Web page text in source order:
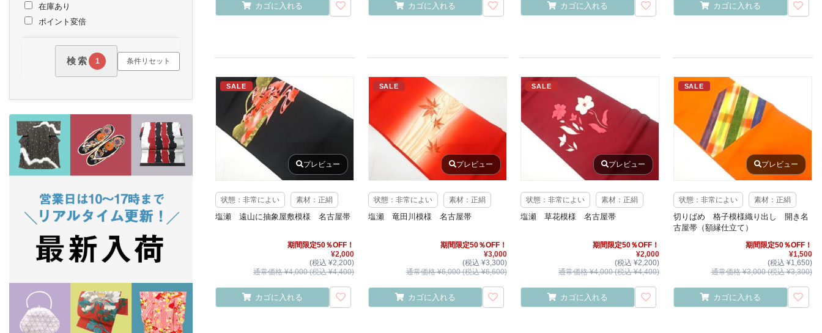
在庫あり
ポイント変倍
検索 1 条件リセット
カゴに入れる カゴに入れる カゴに入れる カゴに入れる
SALE
プレビュー
状態：非常によい 素材：正絹
塩瀬 遠山に抽象屋敷模様 名古屋帯
期間限定50％OFF！
¥2,000
(税込 ¥2,200)
通常価格 ¥4,000 (税込 ¥4,400)
カゴに入れる
SALE
プレビュー
状態：非常によい 素材：正絹
塩瀬 竜田川模様 名古屋帯
期間限定50％OFF！
¥3,000
(税込 ¥3,300)
通常価格 ¥6,000 (税込 ¥6,600)
カゴに入れる
SALE
プレビュー
状態：非常によい 素材：正絹
塩瀬 草花模様 名古屋帯
期間限定50％OFF！
¥2,000
(税込 ¥2,200)
通常価格 ¥4,000 (税込 ¥4,400)
カゴに入れる
SALE
プレビュー
状態：非常によい 素材：正絹
切りばめ 格子模様織り出し 開き名
古屋帯（額縁仕立て）
期間限定50％OFF！
¥1,500
(税込 ¥1,650)
通常価格 ¥3,000 (税込 ¥3,300)
カゴに入れる